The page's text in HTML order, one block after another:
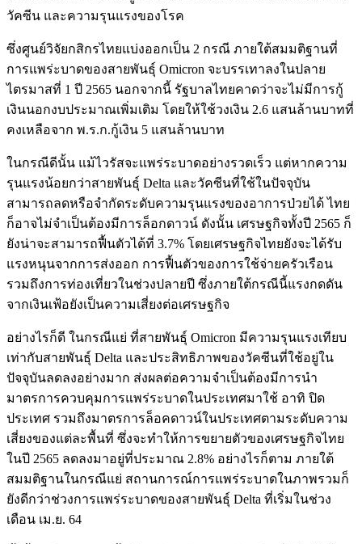
วัคซีน และความรุนแรงของโรค
ซึ่งศูนย์วิจัยกสิกรไทยแบ่งออกเป็น 2 กรณี ภายใต้สมมติฐานที่
การแพร่ะบาดของสายพันธุ์ Omicron จะบรรเทาลงในปลาย
ไตรมาสที่ 1 ปี 2565 นอกจากนี้ รัฐบาลไทยคาดว่าจะไม่มีการกู้
เงินนอกงบประมาณเพิ่มเติม โดยให้ใช้วงเงิน 2.6 แสนล้านบาทที่
คงเหลือจาก พ.ร.ก.กู้เงิน 5 แสนล้านบาท
ในกรณีดีนั้น แม้ไวรัสจะแพร่ระบาดอย่างรวดเร็ว แต่หากความ
รุนแรงน้อยกว่าสายพันธุ์ Delta และวัคซีนที่ใช้ในปัจจุบัน
สามารถลดหรือจำกัดระดับความรุนแรงของอาการป่วยได้ ไทย
ก็อาจไม่จำเป็นต้องมีการล็อกดาวน์ ดังนั้น เศรษฐกิจทั้งปี 2565 ก็
ยังน่าจะสามารถฟื้นตัวได้ที่ 3.7% โดยเศรษฐกิจไทยยังจะได้รับ
แรงหนุนจากการส่งออก การฟื้นตัวของการใช้จ่ายครัวเรือน
รวมถึงการท่องเที่ยวในช่วงปลายปี ซึ่งภายใต้กรณีนี้แรงกดดัน
จากเงินเฟ้อยังเป็นความเสี่ยงต่อเศรษฐกิจ
อย่างไรก็ดี ในกรณีแย่ ที่สายพันธุ์ Omicron มีความรุนแรงเทียบ
เท่ากับสายพันธุ์ Delta และประสิทธิภาพของวัคซีนที่ใช้อยู่ใน
ปัจจุบันลดลงอย่างมาก ส่งผลต่อความจำเป็นต้องมีการนำ
มาตรการควบคุมการแพร่ระบาดในประเทศมาใช้ อาทิ ปิด
ประเทศ รวมถึงมาตรการล็อคดาวน์ในประเทศตามระดับความ
เสี่ยงของแต่ละพื้นที่ ซึ่งจะทำให้การขยายตัวของเศรษฐกิจไทย
ในปี 2565 ลดลงมาอยู่ที่ประมาณ 2.8% อย่างไรก็ตาม ภายใต้
สมมติฐานในกรณีแย่ สถานการณ์การแพร่ระบาดในภาพรวมก็
ยังดีกว่าช่วงการแพร่ระบาดของสายพันธุ์ Delta ที่เริ่มในช่วง
เดือน เม.ย. 64